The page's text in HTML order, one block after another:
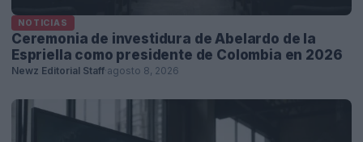
NOTICIAS
Ceremonia de investidura de Abelardo de la
Espriella como presidente de Colombia en 2026
Newz Editorial Staff agosto 8, 2026